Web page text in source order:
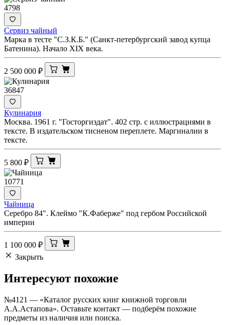
4798
Сервиз чайный
Марка в тесте "С.З.К.Б." (Санкт-петербургский завод купца
Батенина). Начало XIX века.
2 500 000 ₽
36847
Кулинария
Москва. 1961 г. "Госторгиздат". 402 стр. с иллюстрациями в
тексте. В издательском тисненом переплете. Маргиналии в
тексте.
5 800 ₽
10771
Чайница
Серебро 84". Клеймо "К.Фаберже" под гербом Российской
империи
1 100 000 ₽
Закрыть
Интересуют похожие
№4121 — «Каталог русских книг книжной торговли
А.А.Астапова». Оставьте контакт — подберём похожие
предметы из наличия или поиска.